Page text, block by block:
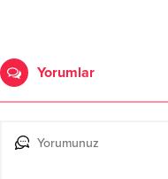
Yorumlar